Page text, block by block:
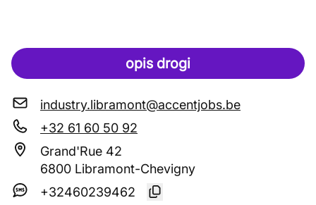
opis drogi
industry.libramont@accentjobs.be
+32 61 60 50 92
Grand'Rue 42
6800 Libramont-Chevigny
+32460239462